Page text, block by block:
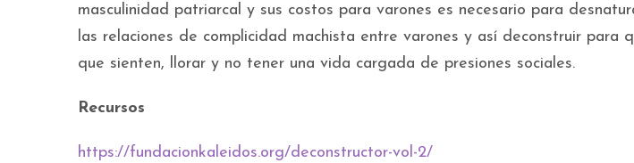
masculinidad patriarcal y sus costos para varones es necesario para
las relaciones de complicidad machista entre varones y así deconstruir para
que sienten, llorar y no tener una vida cargada de presiones sociales.
Recursos
https://fundacionkaleidos.org/deconstructor-vol-2/